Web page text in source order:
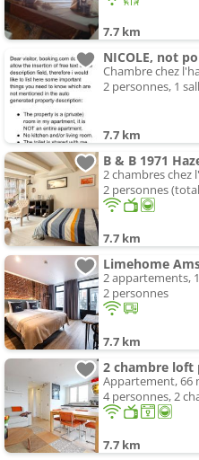
7.7 km
Chambre chez
2 personnes, 1
7.7 km
B & B 1971
2 chambres chez
2 personnes
7.7 km
Limehome
2 appartements,
2 personnes
7.7 km
2 chambre loft
Appartement, 66
4 personnes, 2
7.7 km